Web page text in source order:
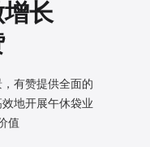
长
有赞提供全面的
地开展午休袋业
值